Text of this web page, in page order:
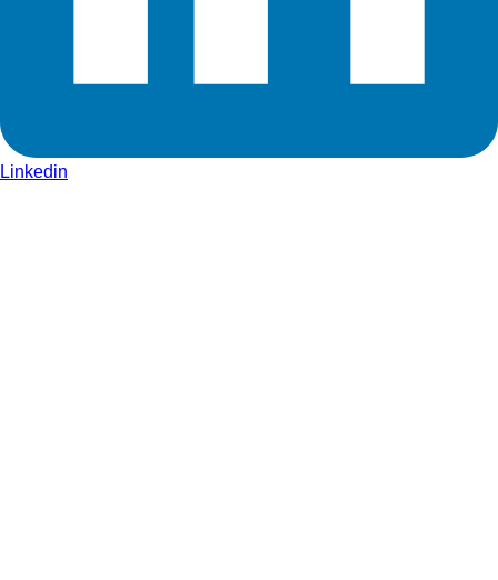
Linkedin